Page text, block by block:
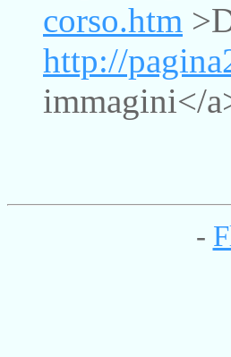
corso.htm
http://
immagini</
-